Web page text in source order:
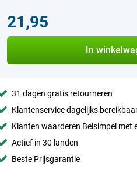
21,95
In
31 dagen gratis retourneren
Klantenservice dagelijks
Klanten waarderen Belsimpel met
Actief in 30 landen
Beste Prijsgarantie